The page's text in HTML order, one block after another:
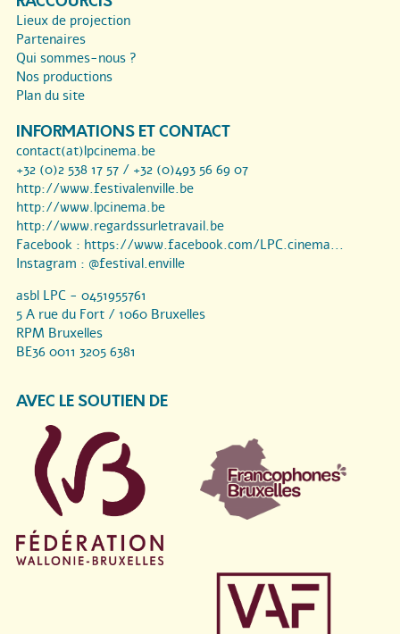
Lieux de projection
Partenaires
Qui sommes-nous ?
Nos productions
Plan du site
INFORMATIONS ET CONTACT
contact(at)lpcinema.be
+32 (0)2 538 17 57 / +32 (0)493 56 69 07
http://www.festivalenville.be
http://www.lpcinema.be
http://www.regardssurletravail.be
Facebook : https://www.facebook.com/LPC.cinema...
Instagram : @festival.enville
asbl LPC - 0451955761
5 A rue du Fort / 1060 Bruxelles
RPM Bruxelles
BE36 0011 3205 6381
AVEC LE SOUTIEN DE